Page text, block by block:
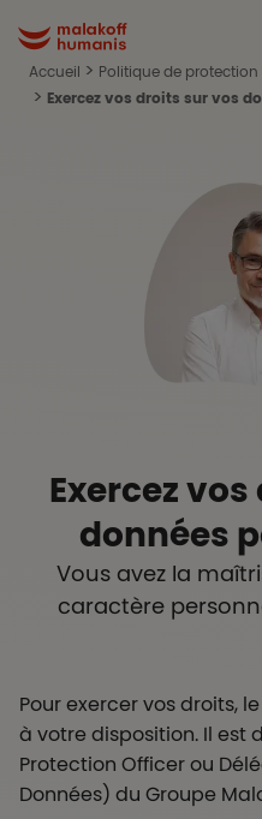
Malakoff Humanis
Accueil
Politique de
Exercez vos droits sur vos
Exercez
données
Vous avez la
caractère
Pour exercer vos droits,
à votre disposition. Il est
Protection Officer ou
Données) du Groupe